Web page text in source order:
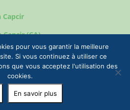
Capcir
(CA)
& Commune de Formiguères |
+33(0)4 68 04 47 35
pour vous garantir la meilleure
Si vous continuez à utiliser ce
que vous acceptez l'utilisation des
cookies.
En savoir plus